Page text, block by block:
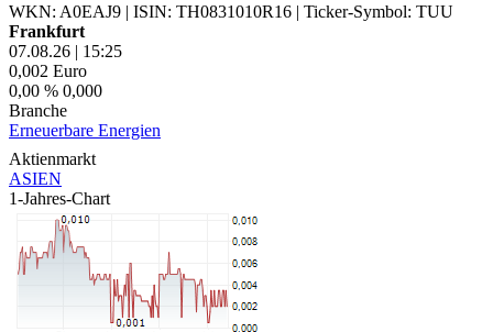
WKN: A0EAJ9 | ISIN: TH0831010R16 | Ticker-Symbol: TUU
Frankfurt
07.08.26 | 15:25
0,002 Euro
0,00 % 0,000
Branche
Erneuerbare Energien
Aktienmarkt
ASIEN
1-Jahres-Chart